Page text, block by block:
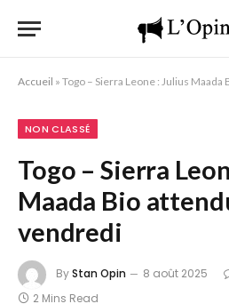
Accueil » Togo – Sierra Leone : Julius
NON CLASSÉ
Togo – Sierra
Maada Bio
vendredi
ByStan Opin 8 août 2025
2 Mins Read